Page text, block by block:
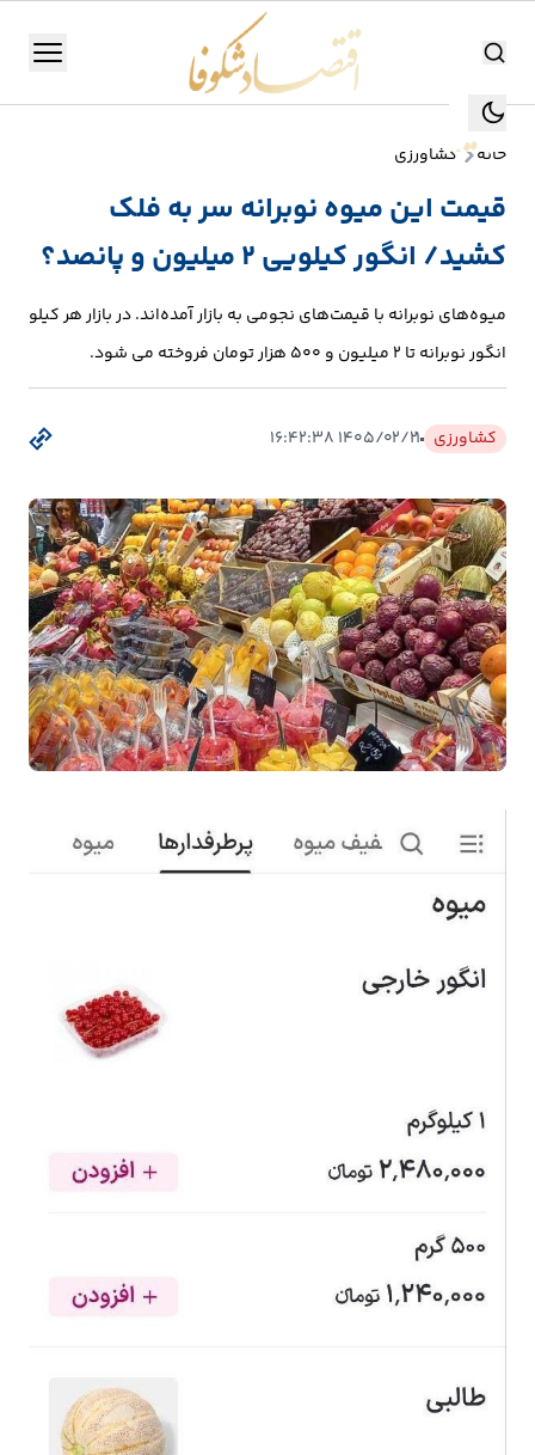
جستجو جستجو
منو
تولید
صنعت
انرژی
بانک،
و
بیمه
اقتصاد
جهان
بازار
و
تجارت
کشاورزی
راه
مسکن
ارتباطات
خودرو
عمومی
نوتیف
خانه کشاورزی
قیمت این میوه نوبرانه سر به فلک
کشید/ انگور کیلویی 2 میلیون و پانصد؟
میوه‌های نوبرانه با قیمت‌های نجومی به بازار آمده‌اند. در بازار هر کیلو
انگور نوبرانه تا ۲ میلیون و ۵۰۰ هزار تومان فروخته می شود.
کشاورزی ۱۴۰۵/۰۲/۲۱ ۱۶:۴۲:۳۸